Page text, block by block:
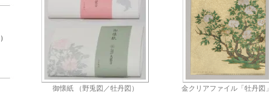
御懐紙 （野兎図／牡丹図） 金クリアファイル「牡丹図」